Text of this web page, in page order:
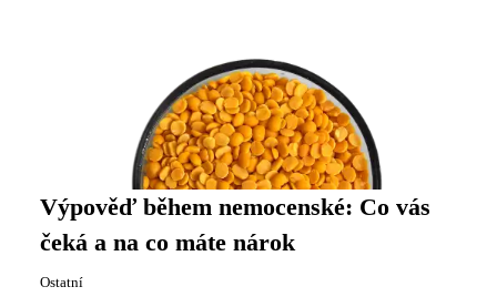
Výpověď během nemocenské: Co vás
čeká a na co máte nárok
Ostatní